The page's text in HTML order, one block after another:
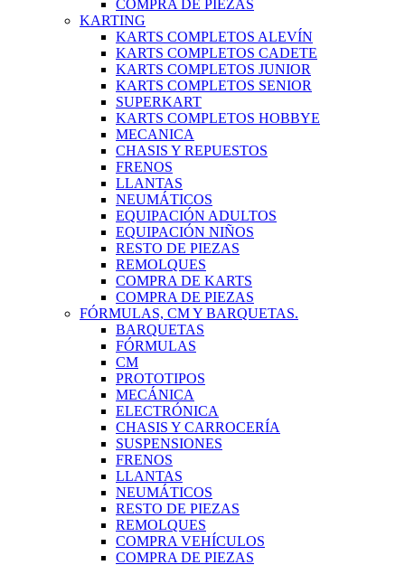
COMPRA DE PIEZAS
KARTING
KARTS COMPLETOS ALEVÍN
KARTS COMPLETOS CADETE
KARTS COMPLETOS JUNIOR
KARTS COMPLETOS SENIOR
SUPERKART
KARTS COMPLETOS HOBBYE
MECANICA
CHASIS Y REPUESTOS
FRENOS
LLANTAS
NEUMÁTICOS
EQUIPACIÓN ADULTOS
EQUIPACIÓN NIÑOS
RESTO DE PIEZAS
REMOLQUES
COMPRA DE KARTS
COMPRA DE PIEZAS
FÓRMULAS, CM Y BARQUETAS.
BARQUETAS
FÓRMULAS
CM
PROTOTIPOS
MECÁNICA
ELECTRÓNICA
CHASIS Y CARROCERÍA
SUSPENSIONES
FRENOS
LLANTAS
NEUMÁTICOS
RESTO DE PIEZAS
REMOLQUES
COMPRA VEHÍCULOS
COMPRA DE PIEZAS